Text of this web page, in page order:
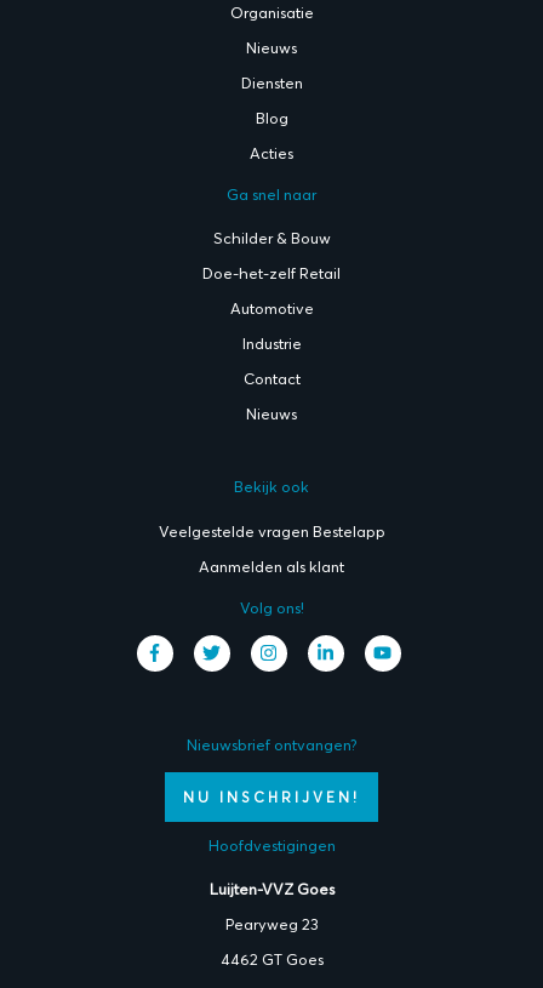
Organisatie
Nieuws
Diensten
Blog
Acties
Ga snel naar
Schilder & Bouw
Doe-het-zelf Retail
Automotive
Industrie
Contact
Nieuws
Bekijk ook
Veelgestelde vragen Bestelapp
Aanmelden als klant
Volg ons!
Nieuwsbrief ontvangen?
NU INSCHRIJVEN!
Hoofdvestigingen
Luijten-VVZ Goes
Pearyweg 23
4462 GT Goes